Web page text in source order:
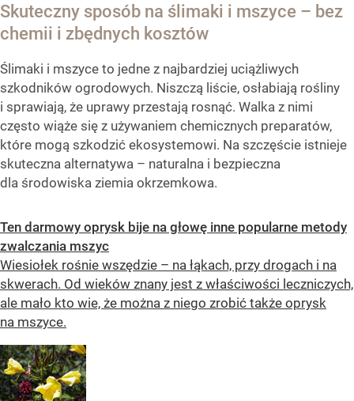
Skuteczny sposób na ślimaki i mszyce – bez
chemii i zbędnych kosztów
Ślimaki i mszyce to jedne z najbardziej uciążliwych
szkodników ogrodowych. Niszczą liście, osłabiają rośliny
i sprawiają, że uprawy przestają rosnąć. Walka z nimi
często wiąże się z używaniem chemicznych preparatów,
które mogą szkodzić ekosystemowi. Na szczęście istnieje
skuteczna alternatywa – naturalna i bezpieczna
dla środowiska ziemia okrzemkowa.
Ten darmowy oprysk bije na głowę inne popularne metody
zwalczania mszyc
Wiesiołek rośnie wszędzie – na łąkach, przy drogach i na
skwerach. Od wieków znany jest z właściwości leczniczych,
ale mało kto wie, że można z niego zrobić także oprysk
na mszyce.